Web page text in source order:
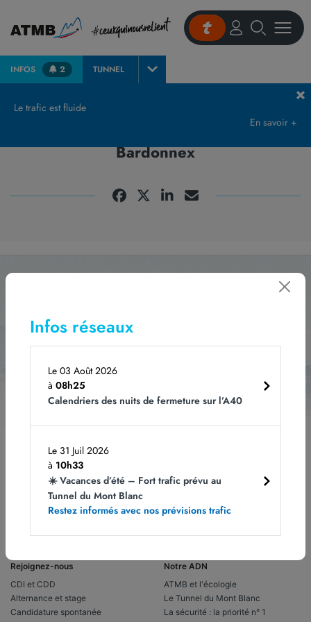
INFOS 2 TUNNEL
Le trafic est fluide
En savoir +
Bardonnex
Infos réseaux
Le 03 Août 2026
à 08h25
Calendriers des nuits de fermeture sur l’A40
Le 31 Juil 2026
à 10h33
☀️ Vacances d’été – Fort trafic prévu au
Tunnel du Mont Blanc
Restez informés avec nos prévisions trafic
Les champs obligatoires sont indiqués avec *.
Vous pouvez vous désabonner à
tout moment en cliquant sur le lien dans le bas de page de nos e-mails. Pour
obtenir plus d'informations, rendez-vous sur notre page
Rejoignez-nous
CDI et CDD
Alternance et stage
Candidature spontanée
Notre ADN
ATMB et l'écologie
Le Tunnel du Mont Blanc
La sécurité : la priorité n° 1